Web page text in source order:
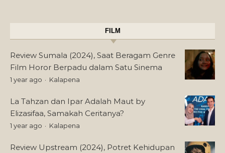
FILM
Review Sumala (2024), Saat Beragam Genre
Film Horor Berpadu dalam Satu Sinema
1 year ago Kalapena
La Tahzan dan Ipar Adalah Maut by
Elizasifaa, Samakah Ceritanya?
1 year ago Kalapena
Review Upstream (2024), Potret Kehidupan